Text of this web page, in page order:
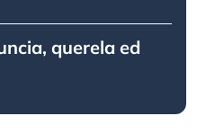
querela ed